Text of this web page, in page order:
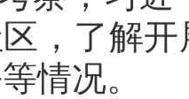
，了解
情况。